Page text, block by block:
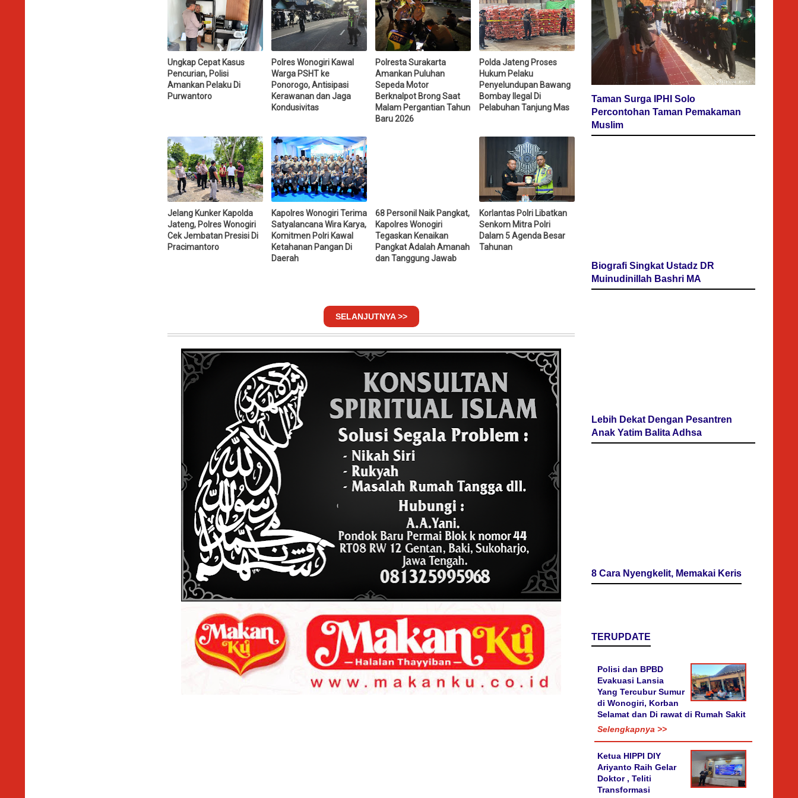
Ungkap Cepat Kasus
Pencurian, Polisi
Amankan Pelaku Di
Purwantoro
Polres Wonogiri Kawal
Warga PSHT ke
Ponorogo, Antisipasi
Kerawanan dan Jaga
Kondusivitas
Polresta Surakarta
Amankan Puluhan
Sepeda Motor
Berknalpot Brong Saat
Malam Pergantian Tahun
Baru 2026
Polda Jateng Proses
Hukum Pelaku
Penyelundupan Bawang
Bombay Ilegal Di
Pelabuhan Tanjung Mas
Jelang Kunker Kapolda
Jateng, Polres Wonogiri
Cek Jembatan Presisi Di
Pracimantoro
Kapolres Wonogiri Terima
Satyalancana Wira Karya,
Komitmen Polri Kawal
Ketahanan Pangan Di
Daerah
68 Personil Naik Pangkat,
Kapolres Wonogiri
Tegaskan Kenaikan
Pangkat Adalah Amanah
dan Tanggung Jawab
Korlantas Polri Libatkan
Senkom Mitra Polri
Dalam 5 Agenda Besar
Tahunan
SELANJUTNYA >>
Taman Surga IPHI Solo
Percontohan Taman Pemakaman
Muslim
Biografi Singkat Ustadz DR
Muinudinillah Bashri MA
Lebih Dekat Dengan Pesantren
Anak Yatim Balita Adhsa
8 Cara Nyengkelit, Memakai Keris
TERUPDATE
Polisi dan BPBD
Evakuasi Lansia
Yang Tercubur Sumur
di Wonogiri, Korban
Selamat dan Di rawat di Rumah Sakit
Selengkapnya >>
Ketua HIPPI DIY
Ariyanto Raih Gelar
Doktor , Teliti
Transformasi